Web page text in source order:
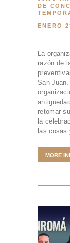
DE
ENERO
La
razón de
San
retomar
la
las cosas
MORE